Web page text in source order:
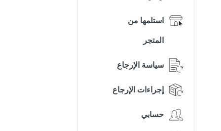
استلمها من
المتجر
سياسة الإرجاع
إجراءات الإرجاع
حسابي